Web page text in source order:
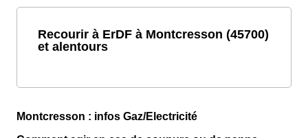
Recourir à ErDF à Montcresson (45700)
et alentours
Montcresson : infos Gaz/Electricité